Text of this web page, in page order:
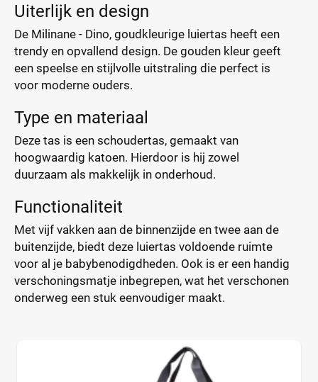
Uiterlijk en design
De Milinane - Dino, goudkleurige luiertas heeft een
trendy en opvallend design. De gouden kleur geeft
een speelse en stijlvolle uitstraling die perfect is
voor moderne ouders.
Type en materiaal
Deze tas is een schoudertas, gemaakt van
hoogwaardig katoen. Hierdoor is hij zowel
duurzaam als makkelijk in onderhoud.
Functionaliteit
Met vijf vakken aan de binnenzijde en twee aan de
buitenzijde, biedt deze luiertas voldoende ruimte
voor al je babybenodigdheden. Ook is er een handig
verschoningsmatje inbegrepen, wat het verschonen
onderweg een stuk eenvoudiger maakt.